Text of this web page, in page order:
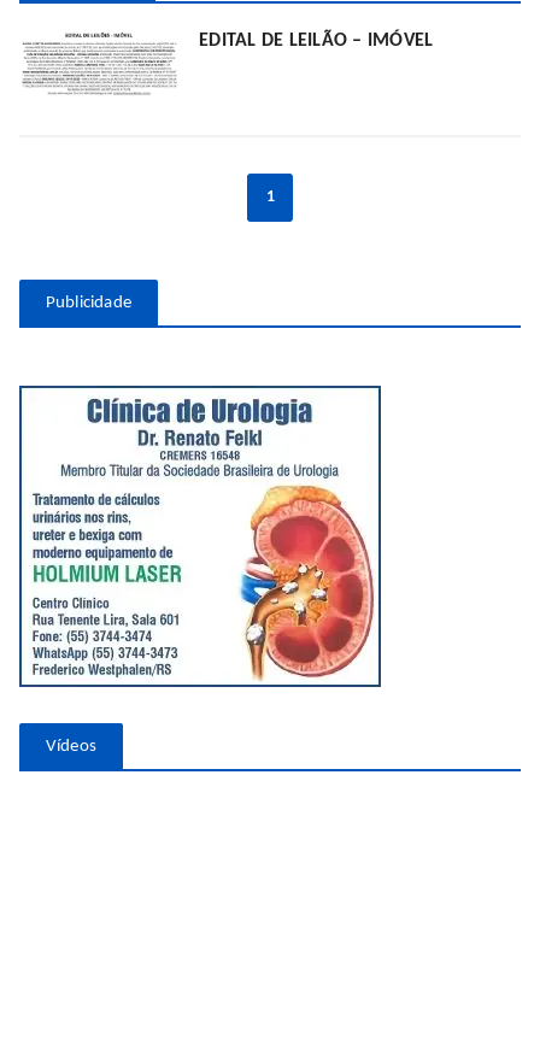
EDITAL DE LEILÃO – IMÓVEL
1
Publicidade
Vídeos